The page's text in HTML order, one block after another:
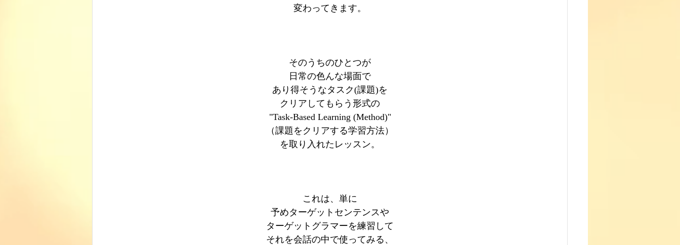
変わってきます。
そのうちのひとつが
日常の色んな場面で
あり得そうなタスク(課題)を
クリアしてもらう形式の
"Task-Based Learning (Method)"
（課題をクリアする学習方法）
を取り入れたレッスン。
これは、単に
予めターゲットセンテンスや
ターゲットグラマーを練習して
それを会話の中で使ってみる、